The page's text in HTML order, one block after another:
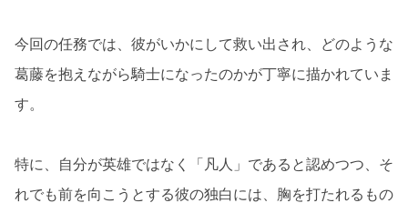
今回の任務では、彼がいかにして救い出され、どのような
葛藤を抱えながら騎士になったのかが丁寧に描かれていま
す。
特に、自分が英雄ではなく「凡人」であると認めつつ、そ
れでも前を向こうとする彼の独白には、胸を打たれるもの